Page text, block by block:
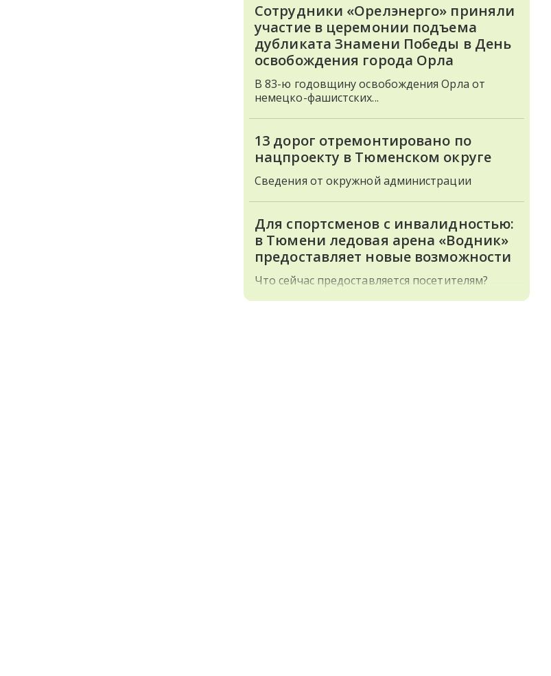
Сотрудники «Орелэнерго» приняли
участие в церемонии подъема
дубликата Знамени Победы в День
освобождения города Орла
В 83-ю годовщину освобождения Орла от
немецко-фашистских...
13 дорог отремонтировано по
нацпроекту в Тюменском округе
Сведения от окружной администрации
Для спортсменов с инвалидностью:
в Тюмени ледовая арена «Водник»
предоставляет новые возможности
Что сейчас предоставляется посетителям?